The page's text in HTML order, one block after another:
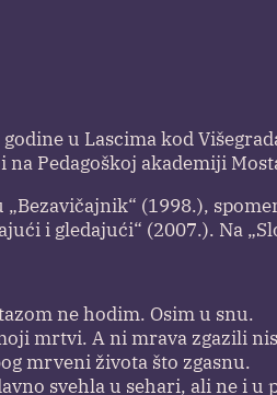
godine u Lascima kod
na Pedagoškoj akademiji
(1998.),
i gledajući“ (2007.). Na
ne hodim. Osim u snu.
mrtvi. A ni mrava zgazili
mrveni života što zgasnu.
svehla u sehari, ali ne i u